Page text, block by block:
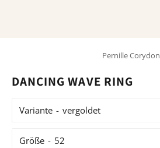
Pernille Corydon
DANCING WAVE RING
Variante
Größe